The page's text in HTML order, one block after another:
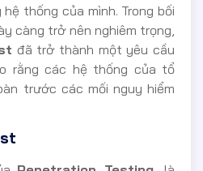
thống của mình. Trong bối
càng trở nên nghiêm trọng,
đã trở thành một yêu cầu
rằng các hệ thống của tổ
trước các mối nguy hiểm